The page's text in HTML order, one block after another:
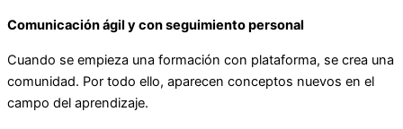
Comunicación ágil y con seguimiento personal
Cuando se empieza una formación con plataforma, se crea una
comunidad. Por todo ello, aparecen conceptos nuevos en el
campo del aprendizaje.